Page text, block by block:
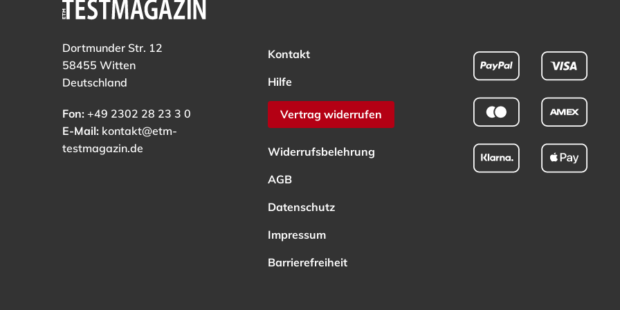
Dortmunder Str. 12
58455 Witten
Deutschland
Fon: +49 2302 28 23 3 0
E-Mail: kontakt@etm-
testmagazin.de
Kontakt
Hilfe
Vertrag widerrufen
Widerrufsbelehrung
AGB
Datenschutz
Impressum
Barrierefreiheit